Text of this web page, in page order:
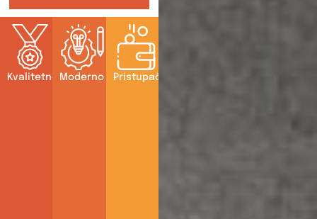
Kvalitetno Moderno Pristupačno